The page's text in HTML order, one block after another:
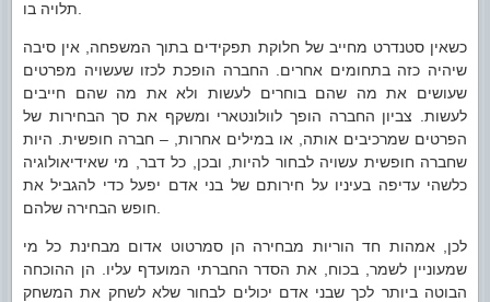
כשאין סטנדרט מחייב של חלוקת תפקידים בתוך המשפחה, אין סיבה
שיהיה כזה בתחומים אחרים. החברה הופכת לכזו שעשויה מפרטים
שעושים את מה שהם בוחרים לעשות ולא את מה שהם חייבים
לעשות. צביון החברה הופך לוולונטארי ומשקף את סך הבחירות של
הפרטים שמרכיבים אותה, או במילים אחרות, – חברה חופשית. היות
שחברה חופשית עשויה לבחור להיות, ובכן, כל דבר, מי שאידיאולוגיה
כלשהי עדיפה בעיניו על חירותם של בני אדם יפעל כדי להגביל את
לכן, אמהות חד הוריות מבחירה הן סמרטוט אדום מבחינת כל מי
שמעוניין לשמר, בכוח, את הסדר החברתי המועדף עליו. הן ההוכחה
הבוטה ביותר לכך שבני אדם יכולים לבחור שלא לשחק את המשחק